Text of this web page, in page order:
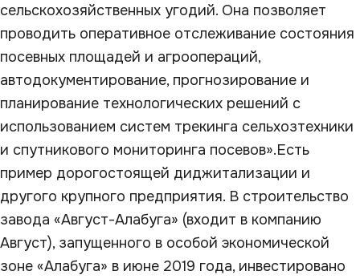
сельскохозяйственных угодий. Она позволяет
проводить оперативное отслеживание состояния
посевных площадей и агроопераций,
автодокументирование, прогнозирование и
планирование технологических решений с
использованием систем трекинга сельхозтехники
и спутникового мониторинга посевов».Есть
пример дорогостоящей диджитализации и
другого крупного предприятия. В строительство
завода «Август-Алабуга» (входит в компанию
Август), запущенного в особой экономической
зоне «Алабуга» в июне 2019 года, инвестировано